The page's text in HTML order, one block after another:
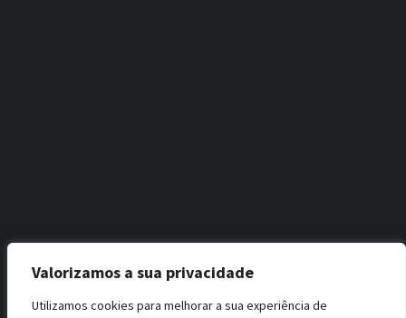
Valorizamos a sua privacidade
Utilizamos cookies para melhorar a sua experiência de